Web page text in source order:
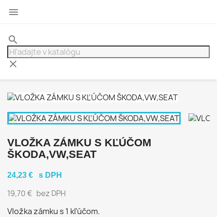

search
clear
VLOŽKA ZÁMKU S KĽÚČOM
ŠKODA,VW,SEAT
24,23 € s DPH
19,70 € bez DPH
Vložka zámku s 1 kľúčom.